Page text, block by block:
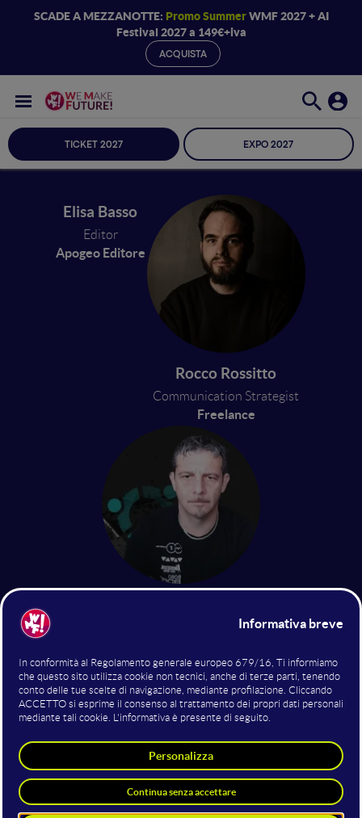
SCADE A MEZZANOTTE: Promo SummerWMF 2027 + AI
Festival 2027 a 149€+iva
ACQUISTA
TICKET 2027 EXPO 2027
Elisa Basso
Editor
Apogeo Editore
Rocco Rossitto
Communication Strategist
Freelance
Ingegnere informatico
13 giugno 202413:10 - 13:30
Book Presentation
LA COMUNICAZIONE AI
TEMPI DELL'AI - ChatGPT
potrebbe mai rispondere